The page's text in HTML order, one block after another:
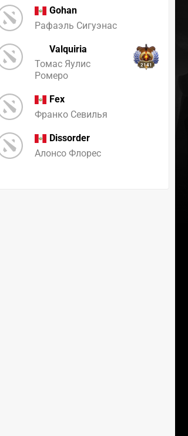
Gohan
Рафаэль Сигуэнас
Valquiria
Томас Яулис
Ромеро
2141
Fex
Франко Севилья
Dissorder
Алонсо Флорес